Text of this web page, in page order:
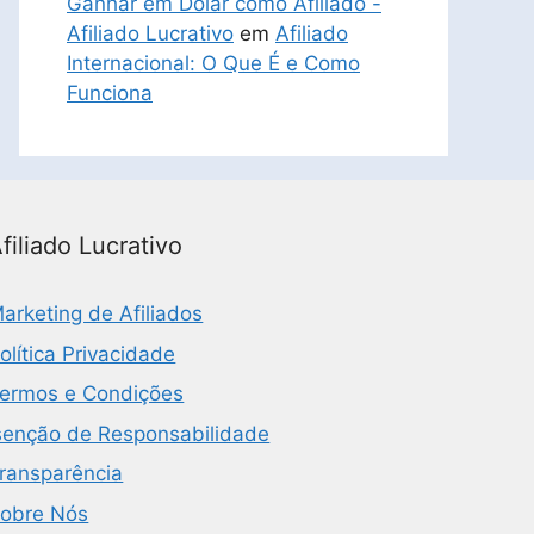
Afiliado Lucrativo em Afiliado
Internacional: O Que É e Como
Funciona
Lucrativo
de Afiliados
Privacidade
e Condições
de Responsabilidade
Nós